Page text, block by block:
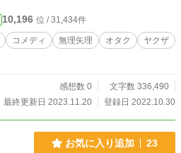
10,196 位 / 31,434件
コメディ 無理矢理 オタク
ヤクザ
感想数 0
文字数 336,490
最終更新日 2023.11.20
登録日 2022.10.30
お気に入り追加 23